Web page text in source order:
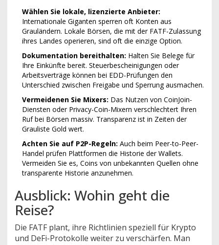
Wählen Sie lokale, lizenzierte Anbieter:
Internationale Giganten sperren oft Konten aus
Grauländern. Lokale Börsen, die mit der FATF-Zulassung
ihres Landes operieren, sind oft die einzige Option.
Dokumentation bereithalten: Halten Sie Belege für
Ihre Einkünfte bereit. Steuerbescheinigungen oder
Arbeitsverträge können bei EDD-Prüfungen den
Unterschied zwischen Freigabe und Sperrung ausmachen.
Vermeidenen Sie Mixers: Das Nutzen von CoinJoin-
Diensten oder Privacy-Coin-Mixern verschlechtert Ihren
Ruf bei Börsen massiv. Transparenz ist in Zeiten der
Grauliste Gold wert.
Achten Sie auf P2P-Regeln: Auch beim Peer-to-Peer-
Handel prüfen Plattformen die Historie der Wallets.
Vermeiden Sie es, Coins von unbekannten Quellen ohne
transparente Historie anzunehmen.
Ausblick: Wohin geht die
Reise?
Die FATF plant, ihre Richtlinien speziell für Krypto
und DeFi-Protokolle weiter zu verschärfen. Man